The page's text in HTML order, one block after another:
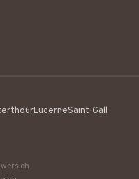
LucerneSaint-Gall